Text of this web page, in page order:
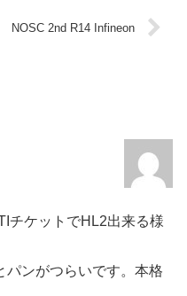
NOSC 2nd R14 Infineon
チケットでHL2出来る様
パンがつらいです。本格